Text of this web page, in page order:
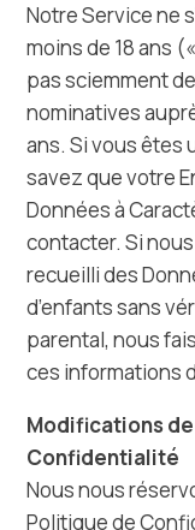
Notre Service ne
moins de 18 ans
pas sciemment
nominatives
ans. Si vous êtes
savez que votre
Données à
contacter. Si
recueilli des
d’enfants sans
parental, nous
ces informations
Modifications
Confidentialité
Nous nous
Politique de